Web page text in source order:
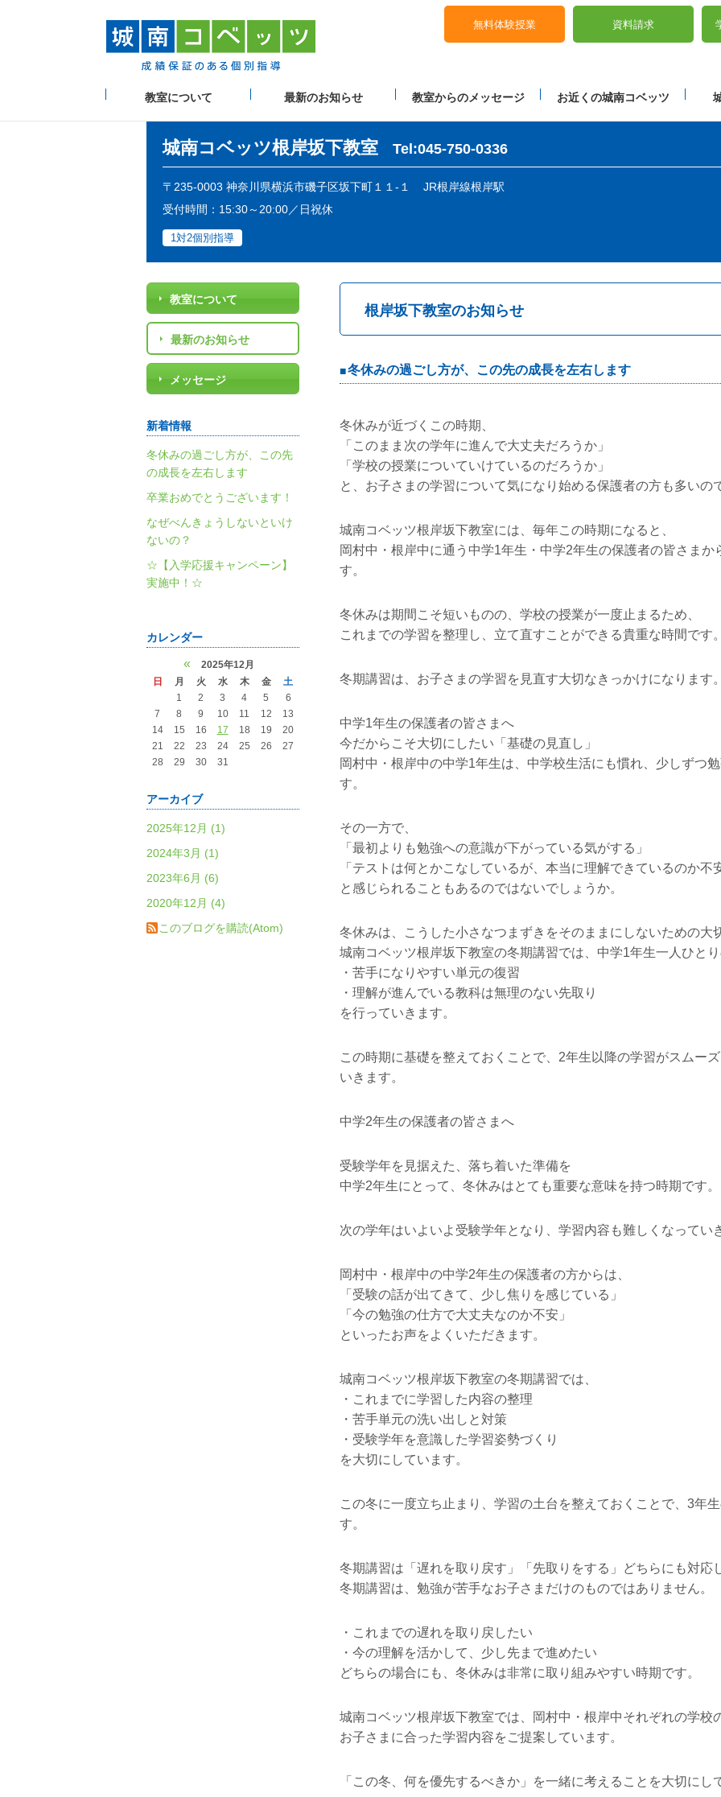
無料体験授業 資料請求
教室について 最新のお知らせ 教室からのメッセージ お近くの城南コベッツ
城南コベッツ根岸坂下教室 Tel:045-750-0336
〒235-0003 神奈川県横浜市磯子区坂下町１１-１
JR根岸線根岸駅
受付時間：15:30～20:00／日祝休
1対2個別指導
根岸坂下教室のお知らせ
冬休みの過ごし方が、この先の成長を左右します
冬休みが近づくこの時期、
「このまま次の学年に進んで大丈夫だろうか」
「学校の授業についていけているのだろうか」
と、お子さまの学習について気になり始める保護者の方も多いの
城南コベッツ根岸坂下教室には、毎年この時期になると、
岡村中・根岸中に通う中学1年生・中学2年生の保護者の皆さま
す。
冬休みは期間こそ短いものの、学校の授業が一度止まるため、
これまでの学習を整理し、立て直すことができる貴重な時間です
冬期講習は、お子さまの学習を見直す大切なきっかけになります
中学1年生の保護者の皆さまへ
今だからこそ大切にしたい「基礎の見直し」
岡村中・根岸中の中学1年生は、中学校生活にも慣れ、少しずつ
す。
その一方で、
「最初よりも勉強への意識が下がっている気がする」
「テストは何とかこなしているが、本当に理解できているのか不
と感じられることもあるのではないでしょうか。
冬休みは、こうした小さなつまずきをそのままにしないための大
城南コベッツ根岸坂下教室の冬期講習では、中学1年生一人ひと
・苦手になりやすい単元の復習
・理解が進んでいる教科は無理のない先取り
を行っていきます。
この時期に基礎を整えておくことで、2年生以降の学習がスムー
いきます。
中学2年生の保護者の皆さまへ
受験学年を見据えた、落ち着いた準備を
中学2年生にとって、冬休みはとても重要な意味を持つ時期です。
次の学年はいよいよ受験学年となり、学習内容も難しくなってい
岡村中・根岸中の中学2年生の保護者の方からは、
「受験の話が出てきて、少し焦りを感じている」
「今の勉強の仕方で大丈夫なのか不安」
といったお声をよくいただきます。
城南コベッツ根岸坂下教室の冬期講習では、
・これまでに学習した内容の整理
・苦手単元の洗い出しと対策
・受験学年を意識した学習姿勢づくり
を大切にしています。
この冬に一度立ち止まり、学習の土台を整えておくことで、3年
す。
冬期講習は「遅れを取り戻す」「先取りをする」どちらにも対応
冬期講習は、勉強が苦手なお子さまだけのものではありません。
・これまでの遅れを取り戻したい
・今の理解を活かして、少し先まで進めたい
どちらの場合にも、冬休みは非常に取り組みやすい時期です。
城南コベッツ根岸坂下教室では、岡村中・根岸中それぞれの学校
お子さまに合った学習内容をご提案しています。
「この冬、何を優先するべきか」を一緒に考えることを大切にし
教室について
最新のお知らせ
メッセージ
新着情報
冬休みの過ごし方が、この先
の成長を左右します
卒業おめでとうございます！
なぜべんきょうしないといけ
ないの？
☆【入学応援キャンペーン】
実施中！☆
カレンダー
«
2025年12月
日
月 火 水 木 金
土
1
2 3 4 5
6
7
8 9 10 11 12
13
14
15 16 17 18 19
20
21
22 23 24 25 26
27
28
29 30 31
アーカイブ
2025年12月 (1)
2024年3月 (1)
2023年6月 (6)
2020年12月 (4)
このブログを購読(Atom)